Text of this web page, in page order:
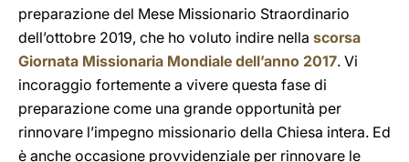
preparazione del Mese Missionario Straordinario
dell’ottobre 2019, che ho voluto indire nella scorsa
Giornata Missionaria Mondiale dell’anno 2017. Vi
incoraggio fortemente a vivere questa fase di
preparazione come una grande opportunità per
rinnovare l’impegno missionario della Chiesa intera. Ed
è anche occasione provvidenziale per rinnovare le